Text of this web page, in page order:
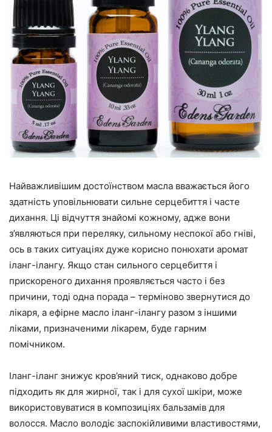
Найважливішим достоїнством масла вважається його
здатність уповільнювати сильне серцебиття і часте
дихання. Ці відчуття знайомі кожному, адже вони
з’являються при переляку, сильному неспокої або гніві,
ось в таких ситуаціях дуже корисно понюхати аромат
іланг-ілангу. Якщо стан сильного серцебиття і
прискореного дихання проявляється часто і без
причини, тоді одна порада – терміново звернутися до
лікаря, а ефірне масло іланг-ілангу разом з іншими
ліками, призначеними лікарем, буде гарним
помічником.
Іланг-іланг знижує кров’яний тиск, однаково добре
підходить як для жирної, так і для сухої шкіри, може
використовуватися в композиціях бальзамів для
волосся. Масло володіє заспокійливими властивостями,